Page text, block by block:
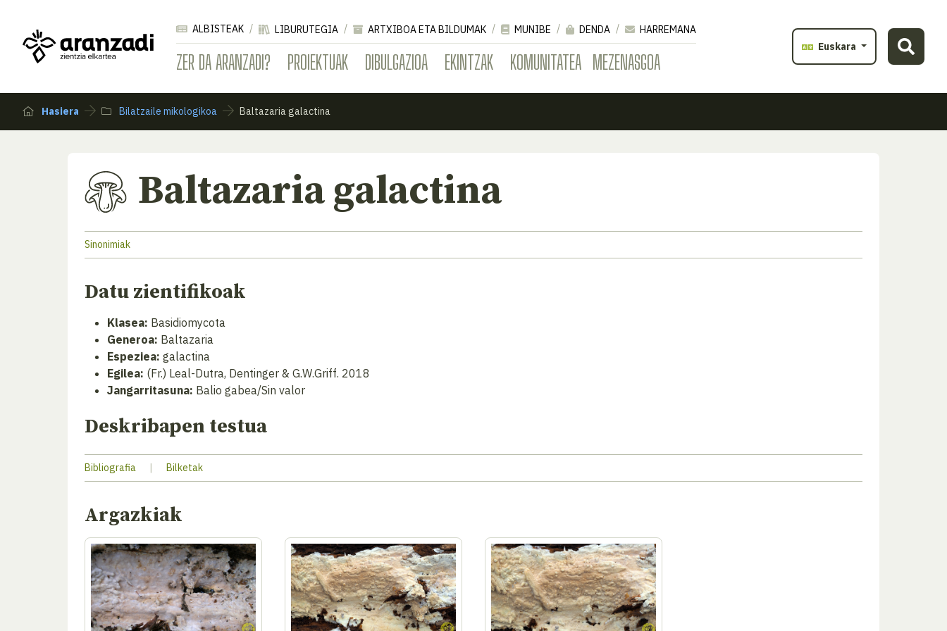
ZER DA ARANZADI? PROIEKTUAK DIBULGAZIOA EKINTZAK KOMUNITATEA MEZENASGOA
ALBISTEAK LIBURUTEGIA ARTXIBOA ETA BILDUMAK MUNIBE DENDA
HARREMANA
Euskara
Hasiera Bilatzaile mikologikoa Baltazaria galactina
Baltazaria galactina
Sinonimiak
Datu zientifikoak
Klasea: Basidiomycota
Generoa: Baltazaria
Espeziea: galactina
Egilea: (Fr.) Leal-Dutra, Dentinger & G.W.Griff. 2018
Jangarritasuna: Balio gabea/Sin valor
Deskribapen testua
Bibliografia | Bilketak
Argazkiak